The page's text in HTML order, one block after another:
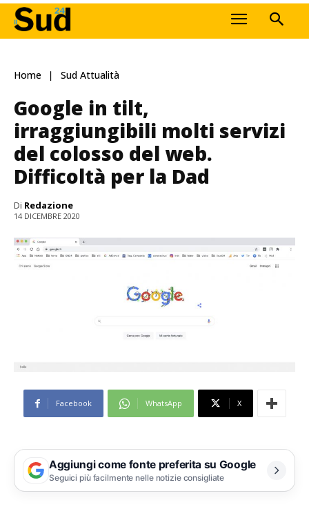
Home Sud Attualità
Google in tilt,
irraggiungibili molti servizi
del colosso del web.
Difficoltà per la Dad
Di Redazione
14 DICEMBRE 2020
Facebook WhatsApp X
Aggiungi come fonte preferita su Google
Seguici più facilmente nelle notizie consigliate